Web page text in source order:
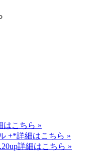
はこちら »
+*詳細はこちら »
詳細はこちら »